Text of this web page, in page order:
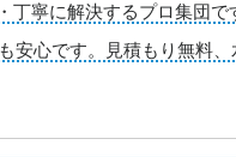
寧に解決するプロ集団
安心です。見積もり無料